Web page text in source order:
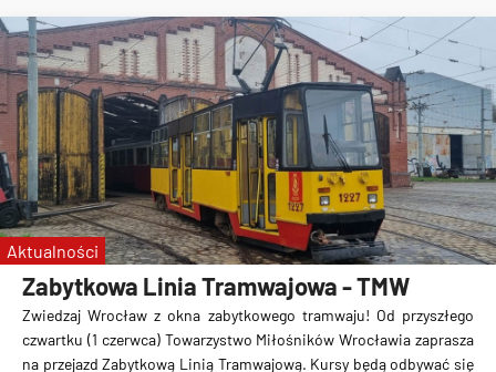
Zabytkowa Linia Tramwajowa - TMW
Zwiedzaj Wrocław z okna zabytkowego tramwaju! Od przyszłego
czwartku (1 czerwca) Towarzystwo Miłośników Wrocławia zaprasza
na przejazd Zabytkową Linią Tramwajową. Kursy będą odbywać się
Aktualności